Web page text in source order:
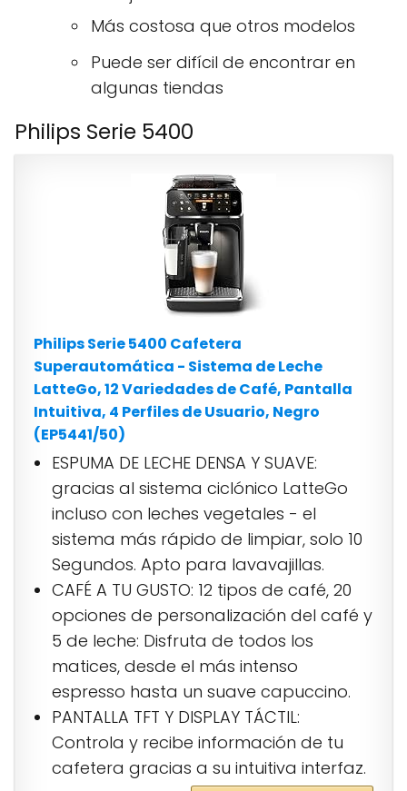
Más costosa que otros modelos
Puede ser difícil de encontrar en
algunas tiendas
Philips Serie 5400
Philips Serie 5400 Cafetera
Superautomática - Sistema de Leche
LatteGo, 12 Variedades de Café, Pantalla
Intuitiva, 4 Perfiles de Usuario, Negro
(EP5441/50)
ESPUMA DE LECHE DENSA Y SUAVE:
gracias al sistema ciclónico LatteGo
incluso con leches vegetales - el
sistema más rápido de limpiar, solo 10
Segundos. Apto para lavavajillas.
CAFÉ A TU GUSTO: 12 tipos de café, 20
opciones de personalización del café y
5 de leche: Disfruta de todos los
matices, desde el más intenso
espresso hasta un suave capuccino.
PANTALLA TFT Y DISPLAY TÁCTIL:
Controla y recibe información de tu
cafetera gracias a su intuitiva interfaz.